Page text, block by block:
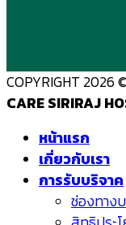
COPYRIGHT 2026
CARE SIRIRAJ
หน้าแรก
เกี่ยวกับเรา
การรับบริจาค
ช่องทาง